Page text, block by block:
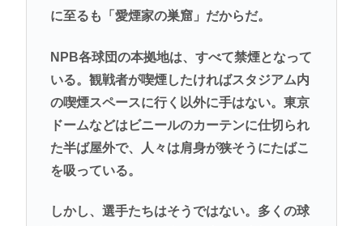
に至るも「愛煙家の巣窟」だからだ。
NPB各球団の本拠地は、すべて禁煙となって
いる。観戦者が喫煙したければスタジアム内
の喫煙スペースに行く以外に手はない。東京
ドームなどはビニールのカーテンに仕切られ
た半ば屋外で、人々は肩身が狭そうにたばこ
を吸っている。
しかし、選手たちはそうではない。多くの球